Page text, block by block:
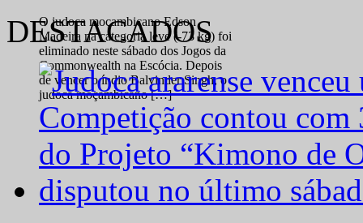
O judoca moçambicano Edson
Madeira na categoria leve (-73 kg) foi
eliminado neste sábado dos Jogos da
Commonwealth na Escócia. Depois
de vencer o índio Balvinder Singh, o
judoca moçambicano […]
DESTACADOS